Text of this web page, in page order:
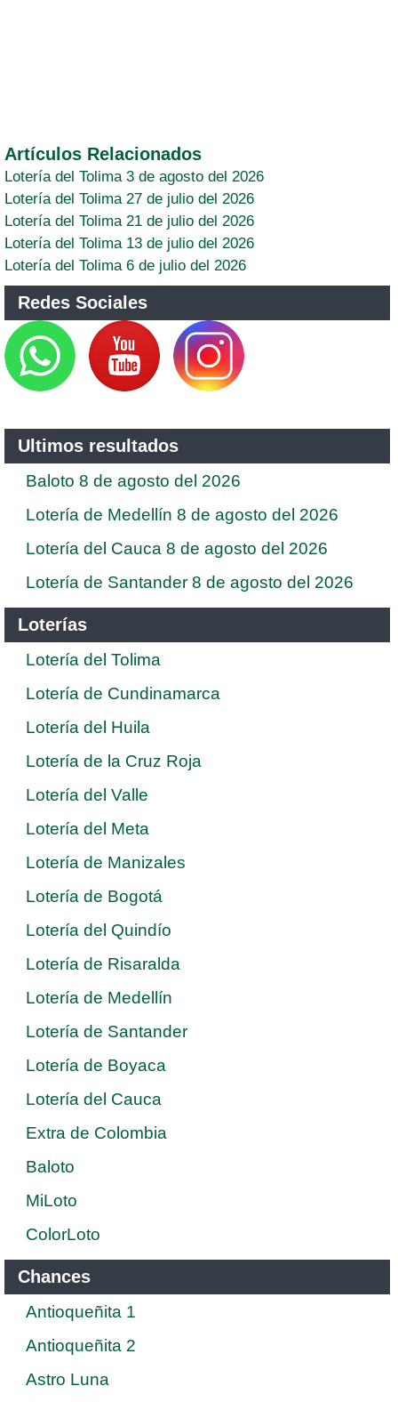
Artículos Relacionados
Lotería del Tolima 3 de agosto del 2026
Lotería del Tolima 27 de julio del 2026
Lotería del Tolima 21 de julio del 2026
Lotería del Tolima 13 de julio del 2026
Lotería del Tolima 6 de julio del 2026
Redes Sociales
Ultimos resultados
Baloto 8 de agosto del 2026
Lotería de Medellín 8 de agosto del 2026
Lotería del Cauca 8 de agosto del 2026
Lotería de Santander 8 de agosto del 2026
Loterías
Lotería del Tolima
Lotería de Cundinamarca
Lotería del Huila
Lotería de la Cruz Roja
Lotería del Valle
Lotería del Meta
Lotería de Manizales
Lotería de Bogotá
Lotería del Quindío
Lotería de Risaralda
Lotería de Medellín
Lotería de Santander
Lotería de Boyaca
Lotería del Cauca
Extra de Colombia
Baloto
MiLoto
ColorLoto
Chances
Antioqueñita 1
Antioqueñita 2
Astro Luna